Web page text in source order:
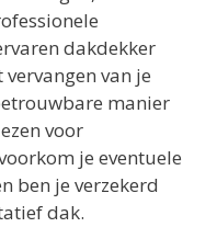
dakdekker
van je
manier
voor
je eventuele
ben je verzekerd
dak.